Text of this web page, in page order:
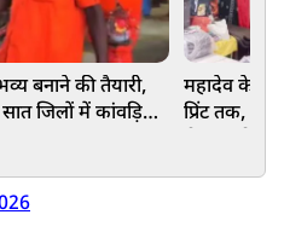
बनाने की तैयारी,
जिलों में कांवड़ियों
महादेव के
प्रिंट तक,